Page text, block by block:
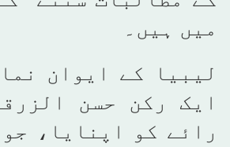
میں ہیں۔
لیبیا کے ایوان
ایک رکن حسن
رائے کو اپنایا،